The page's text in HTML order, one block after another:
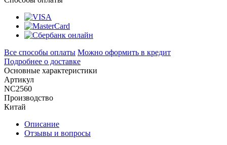
Все способы оплаты Можно оформить в кредит
Подробнее о доставке
Основные характеристики
Артикул
NC2560
Производство
Китай
Описание
Отзывы и вопросы